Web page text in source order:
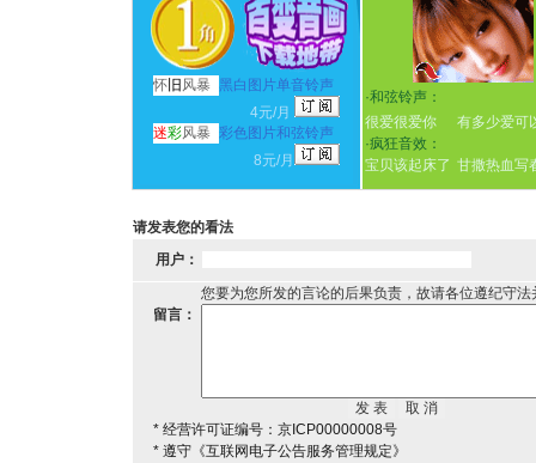
怀 旧 风暴
黑白图片单音铃声
4元/月
迷彩风暴 彩色图片和弦铃声
8元/月
·和弦铃声：
很爱很爱你
有多少爱可
·疯狂音效：
宝贝该起床了 甘撒热血写
请发表您的看法
用户：
您要为您所发的言论的后果负责，故请各位遵纪守
留言：
* 经营许可证编号：京ICP00000008号
* 遵守《互联网电子公告服务管理规定》